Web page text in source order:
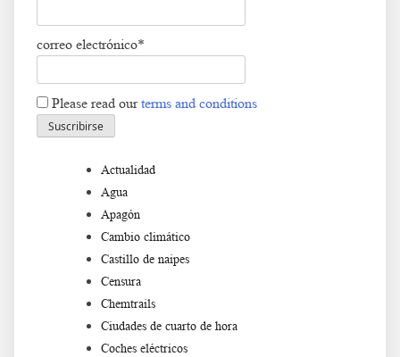
correo electrónico*
Please read ourterms and conditions
Actualidad
Agua
Apagón
Cambio climático
Castillo de naipes
Censura
Chemtrails
Ciudades de cuarto de hora
Coches eléctricos